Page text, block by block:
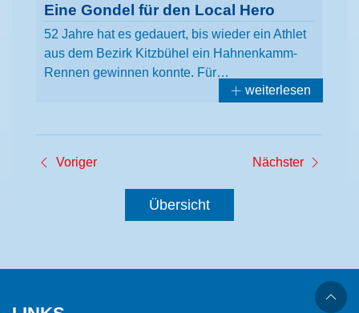
Eine Gondel für den Local Hero
52 Jahre hat es gedauert, bis wieder ein Athlet
aus dem Bezirk Kitzbühel ein Hahnenkamm-
Rennen gewinnen konnte. Für…
weiterlesen
Voriger Nächster
Übersicht